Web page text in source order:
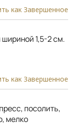
как Завершенное
1,5-2 см.
как Завершенное
посолить,
мелко